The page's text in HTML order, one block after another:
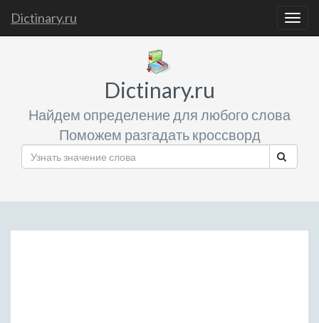
Dictinary.ru
Dictinary.ru
Найдем определение для любого слова
Поможем разгадать кроссворд